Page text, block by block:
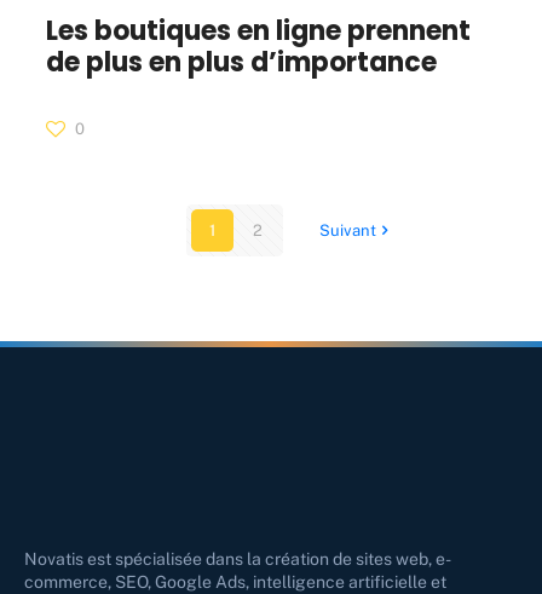
Les boutiques en ligne prennent
de plus en plus d’importance
0
1 2 Suivant
Novatis est spécialisée dans la création de sites web, e-
commerce, SEO, Google Ads, intelligence artificielle et